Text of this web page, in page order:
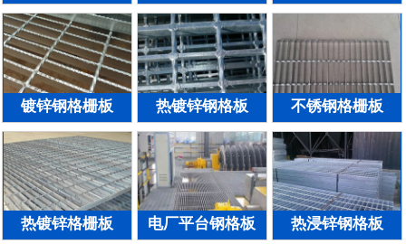
镀锌钢格栅板 热镀锌钢格板 不锈钢格栅板
热镀锌格栅板 电厂平台钢格板 热浸锌钢格板